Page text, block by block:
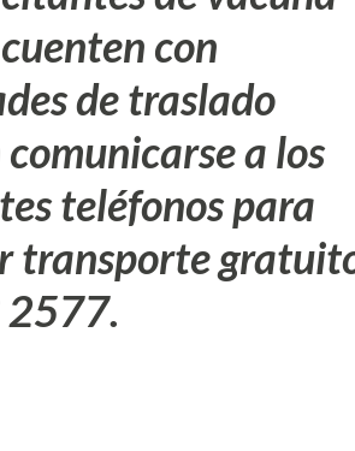
con
de traslado
a los
teléfonos para
transporte